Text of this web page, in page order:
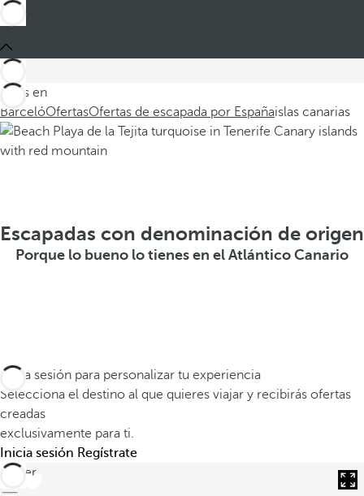
Estás en
BarcelóOfertasOfertas de escapada por Españaislas canarias
Escapadas con denominación de origen
Porque lo bueno lo tienes en el Atlántico Canario
Inicia sesión para personalizar tu experiencia
Selecciona el destino al que quieres viajar y recibirás ofertas
creadas
exclusivamente para ti.
Inicia sesión Regístrate
volver